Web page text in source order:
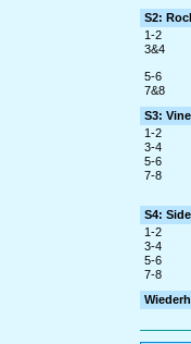
S2:
1-2
3&4
5-6
7&8
S3:
1-2
3-4
5-6
7-8
S4:
1-2
3-4
5-6
7-8